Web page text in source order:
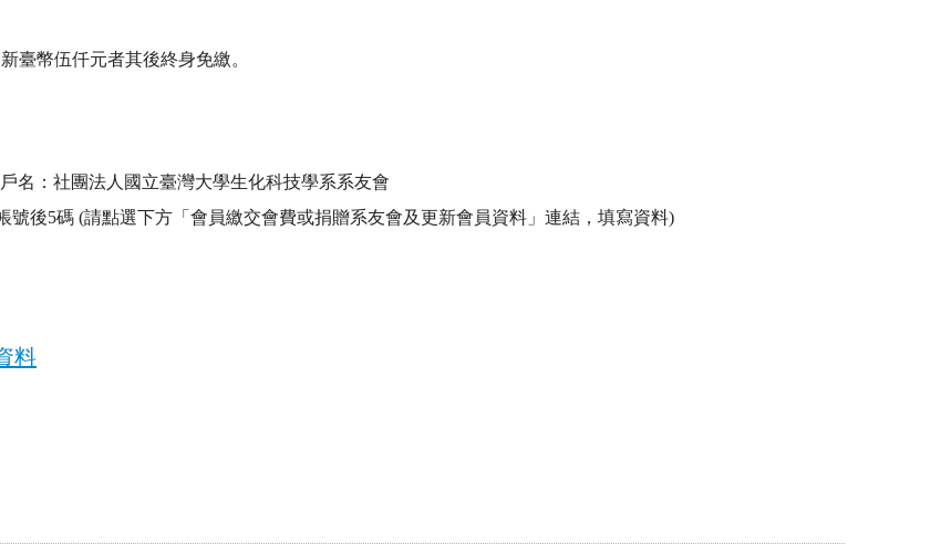
臺幣伍仟元者其後終身免繳。
名：社團法人國立臺灣大學生化科技學系系友會
號後5碼 (請點選下方「會員繳交會費或捐贈系友會及更新會員資料」連結，填寫資料)
料